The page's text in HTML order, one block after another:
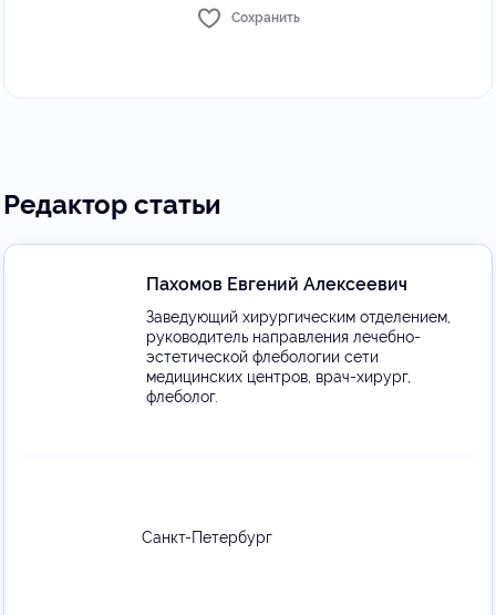
Сохранить
Редактор статьи
Пахомов Евгений Алексеевич
Заведующий хирургическим отделением,
руководитель направления лечебно-
эстетической флебологии сети
медицинских центров, врач-хирург,
флеболог.
Санкт-Петербург